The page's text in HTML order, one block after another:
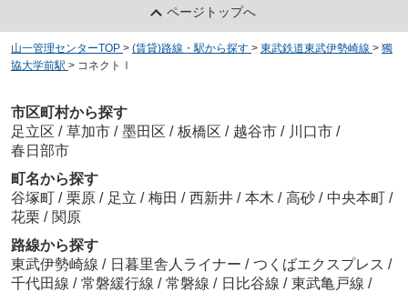
ページトップへ
山一管理センターTOP > (賃貸)路線・駅から探す > 東武鉄道東武伊勢崎線 > 獨
協大学前駅 > コネクトⅠ
市区町村から探す
足立区 / 草加市 / 墨田区 / 板橋区 / 越谷市 / 川口市 /
春日部市
町名から探す
谷塚町 / 栗原 / 足立 / 梅田 / 西新井 / 本木 / 高砂 / 中央本町 /
花栗 / 関原
路線から探す
東武伊勢崎線 / 日暮里舎人ライナー / つくばエクスプレス /
千代田線 / 常磐緩行線 / 常磐線 / 日比谷線 / 東武亀戸線 /